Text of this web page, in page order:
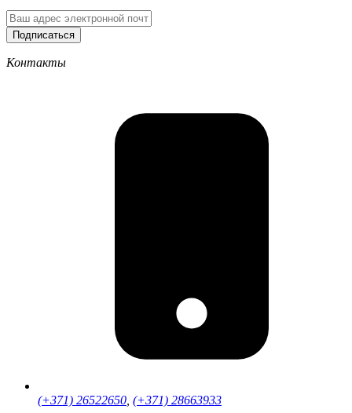
Подписаться
Контакты
(+371) 26522650 (+371) 28663933